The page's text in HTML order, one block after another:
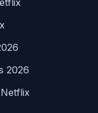
2026